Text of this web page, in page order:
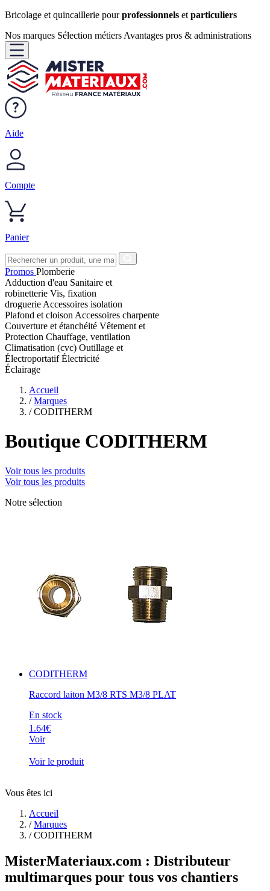
Bricolage et quincaillerie pourprofessionnels et particuliers
Nos marques Sélection métiers Avantages pros & administrations
Aide
Compte
Panier
Promos Plomberie
Adduction d'eau Sanitaire et
robinetterie Vis, fixation
droguerie Accessoires isolation
Plafond et cloison Accessoires charpente
Couverture et étanchéité Vêtement et
Protection Chauffage, ventilation
Climatisation (cvc) Outillage et
ÉlectroportatifÉlectricité
Éclairage
Accueil
/ Marques
/ CODITHERM
Boutique CODITHERM
Voir tous les produits
Voir tous les produits
Notre sélection
CODITHERM
Raccord laiton M3/8 RTS M3/8 PLAT
En stock
1.64€
Voir
Voir le produit
Vous êtes ici
Accueil
/ Marques
/ CODITHERM
MisterMateriaux.com : Distributeur
multimarques pour tous vos chantiers